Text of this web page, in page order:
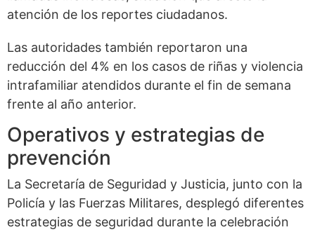
atención de los reportes ciudadanos.
Las autoridades también reportaron una
reducción del 4% en los casos de riñas y violencia
intrafamiliar atendidos durante el fin de semana
frente al año anterior.
Operativos y estrategias de
prevención
La Secretaría de Seguridad y Justicia, junto con la
Policía y las Fuerzas Militares, desplegó diferentes
estrategias de seguridad durante la celebración